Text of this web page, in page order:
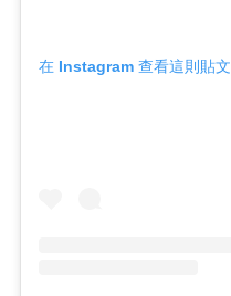
在 Instagram 查看這則貼文